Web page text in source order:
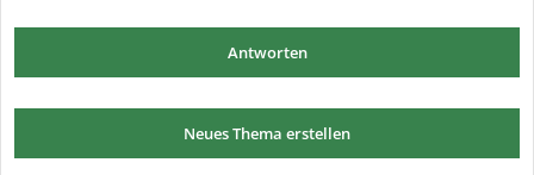
Antworten
Neues Thema erstellen